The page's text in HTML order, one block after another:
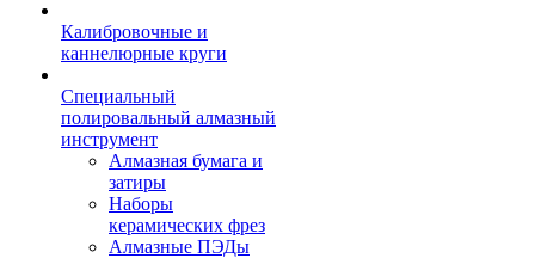
Калибровочные и
каннелюрные круги
Специальный
полировальный алмазный
инструмент
Алмазная бумага и
затиры
Наборы
керамических фрез
Алмазные ПЭДы